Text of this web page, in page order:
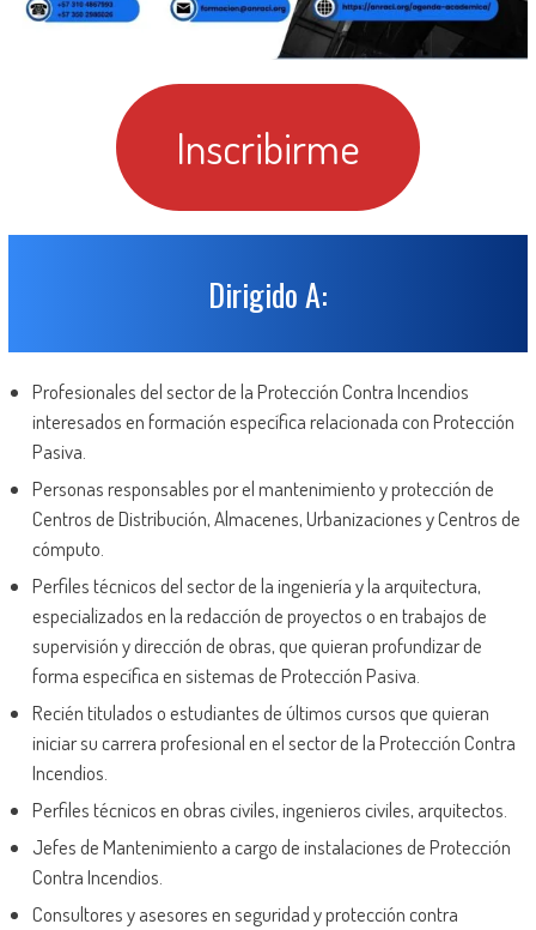
Inscribirme
Dirigido A:
Profesionales del sector de la Protección Contra Incendios
interesados en formación específica relacionada con Protección
Pasiva.
Personas responsables por el mantenimiento y protección de
Centros de Distribución, Almacenes, Urbanizaciones y Centros de
cómputo.
Perfiles técnicos del sector de la ingeniería y la arquitectura,
especializados en la redacción de proyectos o en trabajos de
supervisión y dirección de obras, que quieran profundizar de
forma específica en sistemas de Protección Pasiva.
Recién titulados o estudiantes de últimos cursos que quieran
iniciar su carrera profesional en el sector de la Protección Contra
Incendios.
Perfiles técnicos en obras civiles, ingenieros civiles, arquitectos.
Jefes de Mantenimiento a cargo de instalaciones de Protección
Contra Incendios.
Consultores y asesores en seguridad y protección contra